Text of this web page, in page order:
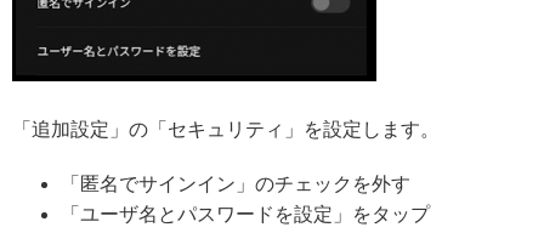
「追加設定」の「セキュリティ」を設定します。
「匿名でサインイン」のチェックを外す
「ユーザ名とパスワードを設定」をタップ